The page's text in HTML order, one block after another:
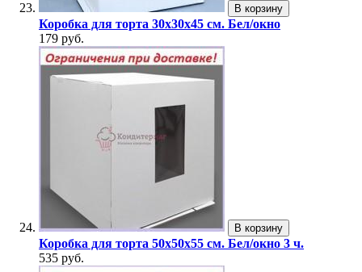
В корзину
Коробка для торта 30х30х45 см. Бел/окно
179 руб.
В корзину
Коробка для торта 50х50х55 см. Бел/окно 3 ч.
535 руб.